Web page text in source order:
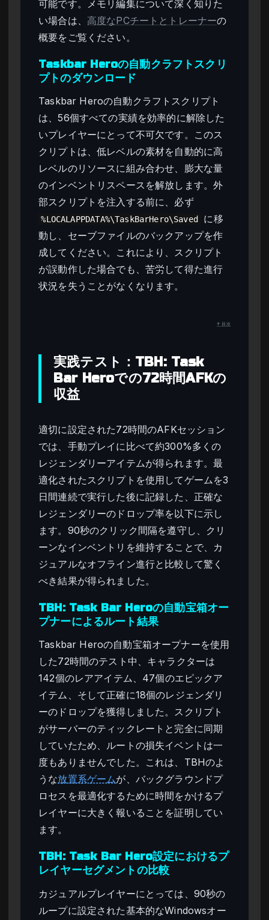
可能です。メモリ編集について深く知りた
い場合は、 高度なPCチートとトレーナーの
概要をご覧ください。
Taskbar Heroの自動クラフトスクリ
プトのダウンロード
Taskbar Heroの自動クラフトスクリプト
は、56個すべての実績を効率的に解除した
いプレイヤーにとって不可欠です。このス
クリプトは、低レベルの素材を自動的に高
レベルのリソースに組み合わせ、膨大な量
のインベントリスペースを解放します。外
部スクリプトを注入する前に、必ず
%LOCALAPPDATA%\TaskBarHero\Saved
に移
動し、セーブファイルのバックアップを作
成してください。これにより、スクリプト
が誤動作した場合でも、苦労して得た進行
状況を失うことがなくなります。
↑ 目次
実践テスト：TBH: Task
Bar Heroでの72時間AFKの
収益
適切に設定された72時間のAFKセッション
では、手動プレイに比べて約300%多くの
レジェンダリーアイテムが得られます。最
適化されたスクリプトを使用してゲームを3
日間連続で実行した後に記録した、正確な
レジェンダリーのドロップ率を以下に示し
ます。90秒のクリック間隔を遵守し、クリ
ーンなインベントリを維持することで、カ
ジュアルなオフライン進行と比較して驚く
べき結果が得られました。
TBH: Task Bar Heroの自動宝箱オー
プナーによるルート結果
Taskbar Heroの自動宝箱オープナーを使用
した72時間のテスト中、キャラクターは
142個のレアアイテム、47個のエピックア
イテム、そして正確に18個のレジェンダリ
ーのドロップを獲得しました。スクリプト
がサーバーのティックレートと完全に同期
していたため、ルートの損失イベントは一
度もありませんでした。これは、TBHのよ
うな放置系ゲームが、バックグラウンドプ
ロセスを最適化するために時間をかけるプ
レイヤーに大きく報いることを証明してい
ます。
TBH: Task Bar Hero設定におけるプ
レイヤーセグメントの比較
カジュアルプレイヤーにとっては、90秒の
ループに設定された基本的なWindowsオー